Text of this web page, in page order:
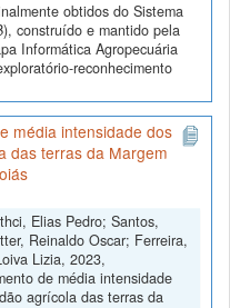
obtidos do Sistema
construído e mantido pela
Informática Agropecuária
reconhecimento
média intensidade dos
das terras da Margem
Elias Pedro; Santos,
Reinaldo Oscar; Ferreira,
Lizia, 2023,
de média intensidade
agrícola das terras da